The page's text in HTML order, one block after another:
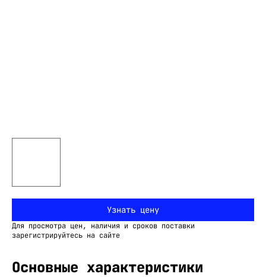
Узнать цену
Для просмотра цен, наличия и сроков поставки
зарегистрируйтесь на сайте
Основные характеристики